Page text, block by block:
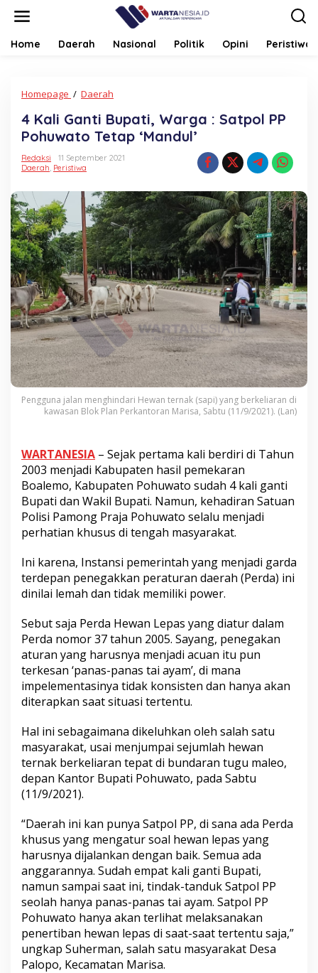
Home Daerah Nasional Politik Opini Peristiwa
Homepage / Daerah
Ganti
Bupati,
Warga
:
Pohuwato
Tetap
'Mandul'
4 Kali Ganti Bupati, Warga : Satpol PP
Pohuwato Tetap ‘Mandul’
Redaksi
11 September 2021
Daerah, Peristiwa
Pengguna jalan menghindari Hewan ternak (sapi) yang berkeliaran di
kawasan Blok Plan Perkantoran Marisa, Sabtu (11/9/2021). (Lan)
WARTANESIA – Sejak pertama kali berdiri di Tahun
2003 menjadi Kabupaten hasil pemekaran
Boalemo, Kabupaten Pohuwato sudah 4 kali ganti
Bupati dan Wakil Bupati. Namun, kehadiran Satuan
Polisi Pamong Praja Pohuwato selalu menjadi
perhatian khusus di tengah masyarakat.
Ini karena, Instansi pemerintah yang menjadi garda
terdepan penegakkan peraturan daerah (Perda) ini
dinilai lemah dan tidak memiliki power.
Sebut saja Perda Hewan Lepas yang diatur dalam
Perda nomor 37 tahun 2005. Sayang, penegakan
aturan yang harusnya menjadi acuan itu pun
terkesan ‘panas-panas tai ayam’, di mana
impelementasinya tidak konsisten dan hanya akan
diterapkan saat situasi tertentu.
Hal ini sebagaimana dikeluhkan oleh salah satu
masyarakat, usai menjumpai sejumlah hewan
ternak berkeliaran tepat di bundaran tugu maleo,
depan Kantor Bupati Pohuwato, pada Sabtu
(11/9/2021).
“Daerah ini kan punya Satpol PP, di sana ada Perda
khusus yang mengatur soal hewan lepas yang
harusnya dijalankan dengan baik. Semua ada
anggarannya. Sudah empat kali ganti Bupati,
namun sampai saat ini, tindak-tanduk Satpol PP
seolah hanya panas-panas tai ayam. Satpol PP
Pohuwato hanya akan terlihat melaksanakan
penertiban hewan lepas di saat-saat tertentu saja,”
ungkap Suherman, salah satu masyarakat Desa
Palopo, Kecamatan Marisa.